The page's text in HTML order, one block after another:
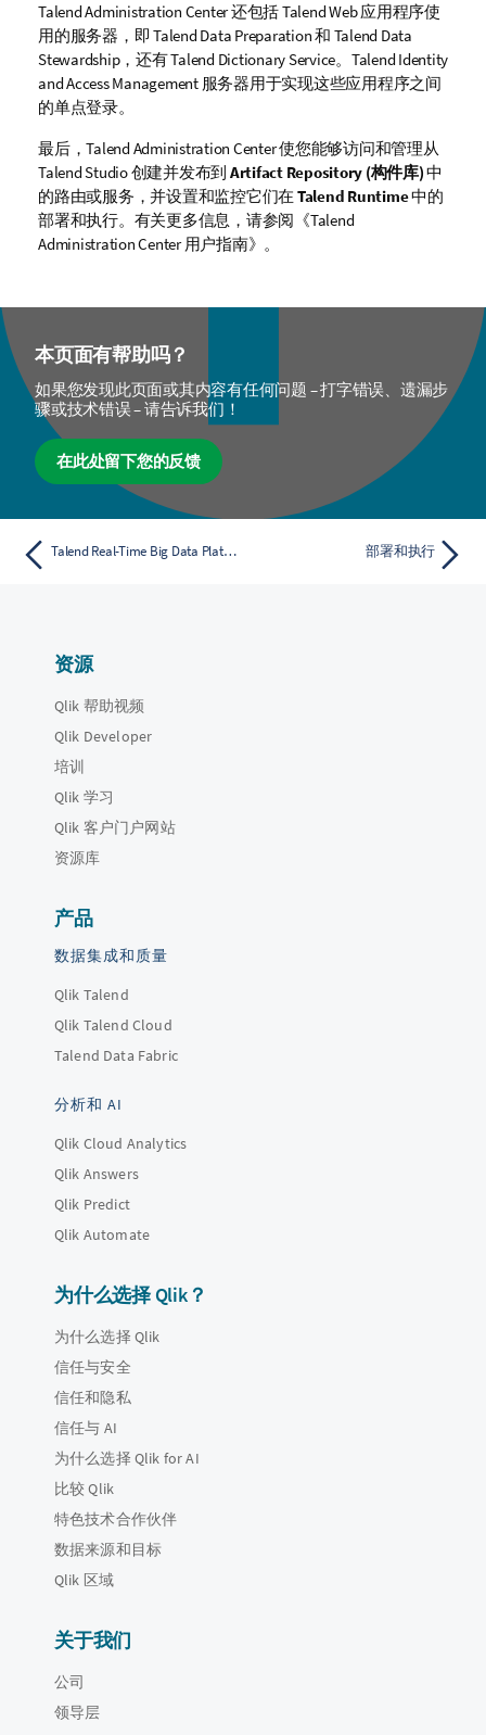
o
t
e
Talend Administration Center还包括 Talend Web 应用程序使
用的服务器，即 Talend Data Preparation和 Talend Data
Stewardship，还有Talend Dictionary Service。 Talend Identity
and Access Management服务器用于实现这些应用程序之间
的单点登录。
最后，Talend Administration Center使您能够访问和管理从
Talend Studio创建并发布到 Artifact Repository (构件库)中
的路由或服务，并设置和监控它们在 Talend Runtime中的
部署和执行。有关更多信息，请参阅《Talend
Administration Center用户指南》。
本页面有帮助吗？
如果您发现此页面或其内容有任何问题 – 打字错误、遗漏步
骤或技术错误 – 请告诉我们！
在此处留下您的反馈
Talend Real-Time Big Data Platform 架构 部署和执行
资源
Qlik 帮助视频
Qlik Developer
培训
Qlik 学习
Qlik 客户门户网站
资源库
产品
数据集成和质量
Qlik Talend
Qlik Talend Cloud
Talend Data Fabric
分析和 AI
Qlik Cloud Analytics
Qlik Answers
Qlik Predict
Qlik Automate
为什么选择 Qlik？
为什么选择 Qlik
信任与安全
信任和隐私
信任与 AI
为什么选择 Qlik for AI
比较 Qlik
特色技术合作伙伴
数据来源和目标
Qlik 区域
关于我们
公司
领导层